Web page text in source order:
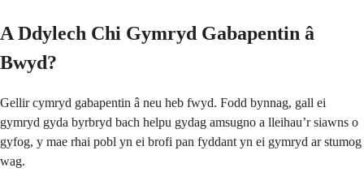
A Ddylech Chi Gymryd Gabapentin â
Bwyd?
Gellir cymryd gabapentin â neu heb fwyd. Fodd bynnag, gall ei
gymryd gyda byrbryd bach helpu gydag amsugno a lleihau’r siawns o
gyfog, y mae rhai pobl yn ei brofi pan fyddant yn ei gymryd ar stumog
wag.